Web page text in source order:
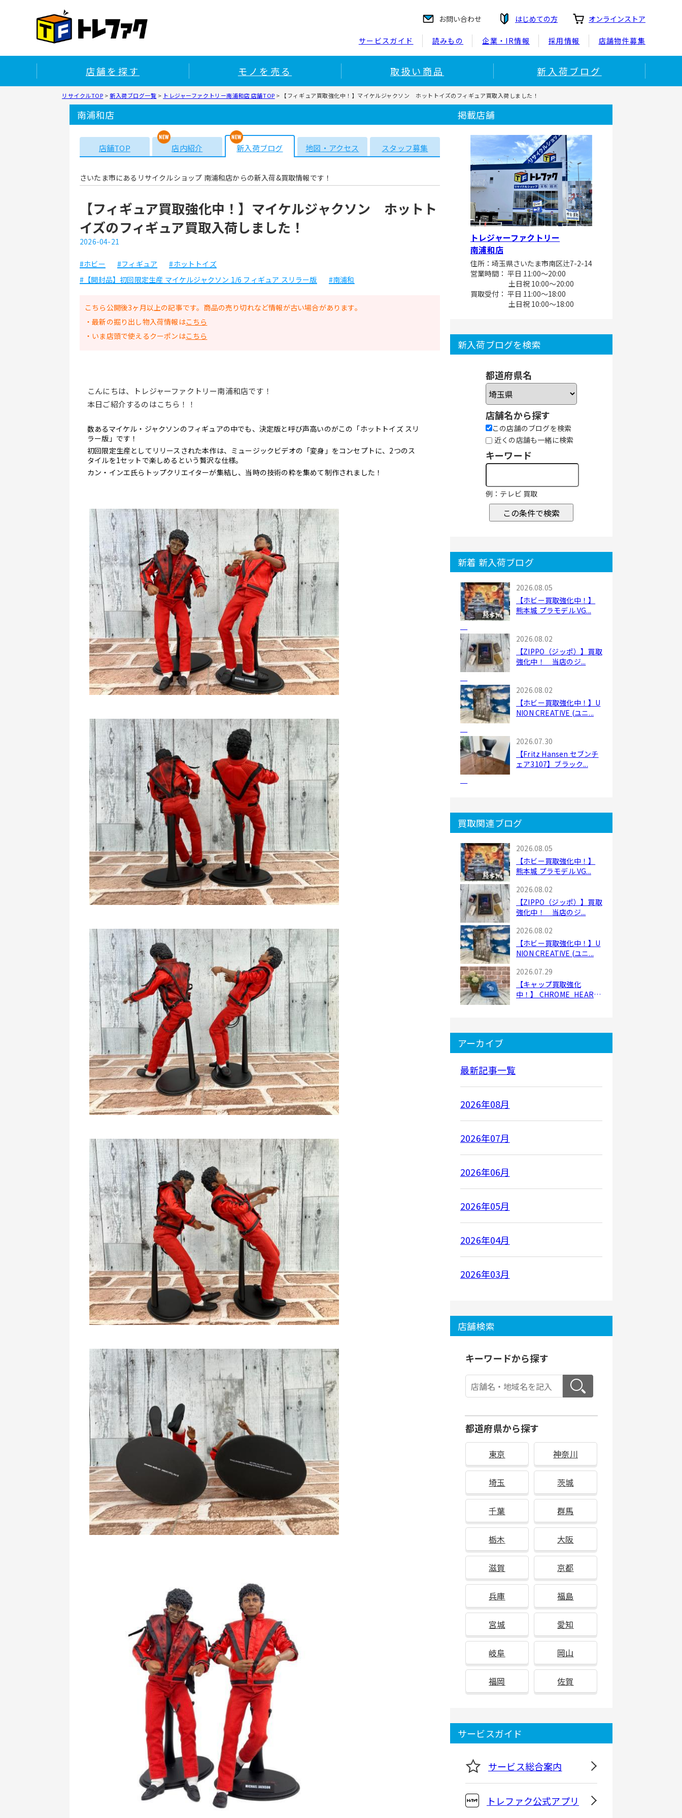
お問い合わせ はじめての方 オンラインストア
サービスガイド 読みもの 企業・IR情報 採用情報 店舗物件募集
店舗を探す モノを売る 取扱い商品 新入荷ブログ
リサイクルTOP >新入荷ブログ一覧 > トレジャーファクトリー南浦和店 店舗TOP > 【フィギュア買取強化中！】マイケルジャクソン ホットトイズのフィギュア買取入荷しました！
南浦和店
店舗TOP 店内紹介 新入荷ブログ 地図・アクセス スタッフ募集
さいたま市にあるリサイクルショップ 南浦和店からの新入荷&買取情報です！
【フィギュア買取強化中！】マイケルジャクソン ホットト
イズのフィギュア買取入荷しました！
2026-04-21
#ホビー #フィギュア
#ホットトイズ
#【開封品】初回限定生産 マイケルジャクソン 1/6 フィギュア スリラー版
#南浦和
こちら公開後3ヶ月以上の記事です。商品の売り切れなど情報が古い場合があります。
・最新の掘り出し物入荷情報はこちら
・いま店頭で使えるクーポンはこちら
﻿こんにちは、トレジャーファクトリー南浦和店です！
本日ご紹介するのはこちら！！
数あるマイケル・ジャクソンのフィギュアの中でも、決定版と呼び声高いのがこの「ホットトイズ スリ
ラー版」です！
初回限定生産としてリリースされた本作は、ミュージックビデオの「変身」をコンセプトに、2つのス
タイルを1セットで楽しめるという贅沢な仕様。
カン・インエ氏らトップクリエイターが集結し、当時の技術の粋を集めて制作されました！
掲載店舗
トレジャーファクトリー
南浦和店
住所：埼玉県さいたま市南区辻7-2-14
営業時間： 平日 11:00～20:00
土日祝 10:00～20:00
買取受付： 平日 11:00～18:00
土日祝 10:00～18:00
新入荷ブログを検索
都道府県名
店舗名から探す
この店舗のブログを検索
近くの店舗も一緒に検索
キーワード
例：テレビ 買取
この条件で検索
新着 新入荷ブログ
2026.08.05
【ホビー買取強化中！】
熊本城 プラモデル VG...
2026.08.02
【ZIPPO（ジッポ）】買取
強化中！ 当店のジ...
2026.08.02
【ホビー買取強化中！】U
NION CREATIVE (ユニ...
2026.07.30
【Fritz Hansen セブンチ
ェア3107】ブラック...
買取関連ブログ
2026.08.05
【ホビー買取強化中！】
熊本城 プラモデル VG...
2026.08.02
【ZIPPO（ジッポ）】買取
強化中！ 当店のジ...
2026.08.02
【ホビー買取強化中！】U
NION CREATIVE (ユニ...
2026.07.29
【キャップ買取強化
中！】 CHROME_HEART
アーカイブ
最新記事一覧
2026年08月
2026年07月
2026年06月
2026年05月
2026年04月
2026年03月
店舗検索
キーワードから探す
都道府県から探す
東京 神奈川
埼玉 茨城
千葉 群馬
栃木 大阪
滋賀 京都
兵庫 福島
宮城 愛知
岐阜 岡山
福岡 佐賀
サービスガイド
サービス総合案内
トレファク公式アプリ